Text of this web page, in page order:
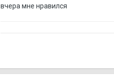
вчера мне нравился